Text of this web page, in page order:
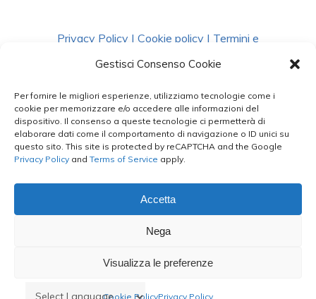
Gestisci Consenso Cookie
Per fornire le migliori esperienze, utilizziamo tecnologie come i
cookie per memorizzare e/o accedere alle informazioni del
dispositivo. Il consenso a queste tecnologie ci permetterà di
elaborare dati come il comportamento di navigazione o ID unici su
questo sito. This site is protected by reCAPTCHA and the Google
Privacy Policy and Terms of Service apply.
Accetta
Nega
Visualizza le preferenze
Cookie PolicyPrivacy Policy
Privacy Policy | Cookie policy | Termini e
Condizioni|Richiedi Dati
facebook instagram whatsappphone
email
Le Bontà del Capo ©